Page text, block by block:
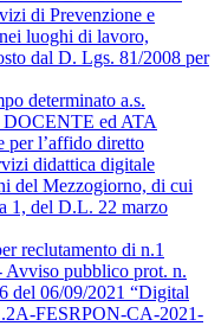
di Prevenzione e
luoghi di lavoro,
dal D. Lgs. 81/2008 per
determinato a.s.
DOCENTE ed ATA
per l’affido diretto
didattica digitale
del Mezzogiorno, di cui
1, del D.L. 22 marzo
reclutamento di n.1
Avviso pubblico prot. n.
del 06/09/2021 “Digital
FESRPON-CA-2021-